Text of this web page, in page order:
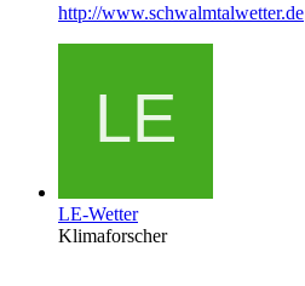
http://www.schwalmtalwetter.de
LE-Wetter
Klimaforscher